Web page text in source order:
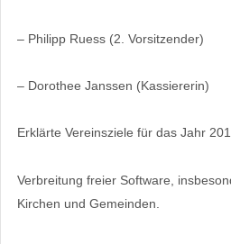
– Philipp Ruess (2. Vorsitzender)
– Dorothee Janssen (Kassiererin)
Erklärte Vereinsziele für das Jahr
Verbreitung freier Software,
Kirchen und Gemeinden.